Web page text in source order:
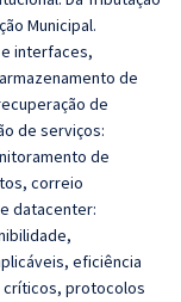
Municipal.
interfaces,
de
de
de serviços:
de
correio
datacenter:
eficiência
críticos, protocolos